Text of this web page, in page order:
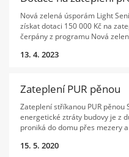
Nová zelená úsporám Light
získat dotaci 150 000 Kč na
čerpány z programu Nová
13. 4. 2023
Zateplení PUR pěnou
Zateplení stříkanou PUR pěnou
energetické ztráty budovy je z
proniká do domu přes mezery
15. 5. 2020